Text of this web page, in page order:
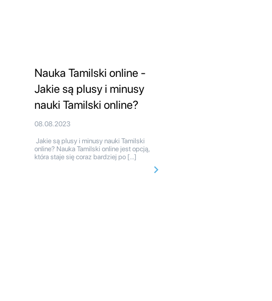
Nauka Tamilski online -
Jakie są plusy i minusy
nauki Tamilski online?
08.08.2023
Jakie są plusy i minusy nauki Tamilski
online? Nauka Tamilski online jest opcją,
która staje się coraz bardziej po […]